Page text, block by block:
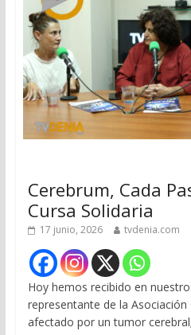
Cerebrum, Cada
Cursa Solidaria
17 junio, 2026 tvdenia.com
Hoy hemos recibido en
representante de la Asociación
afectado por un tumor cerebral;